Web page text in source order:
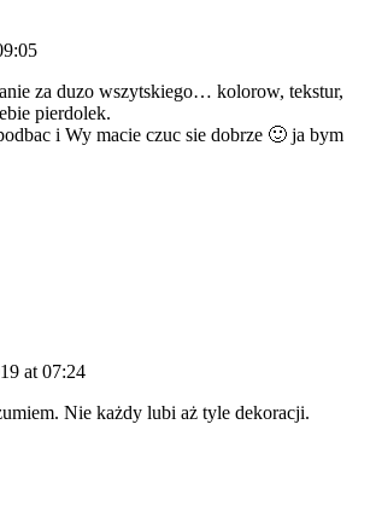
za duzo wszytskiego… kolorow, tekstur,
pierdolek.
i Wy macie czuc sie dobrze 🙂 ja bym
at 07:24
Nie każdy lubi aż tyle dekoracji.